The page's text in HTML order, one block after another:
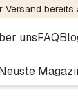
Versand
unsFAQ